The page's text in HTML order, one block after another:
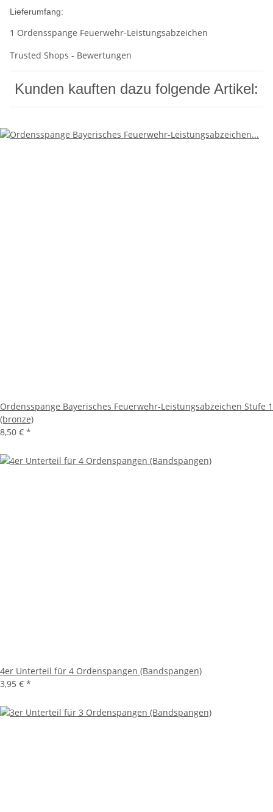
Lieferumfang:
1 Ordensspange Feuerwehr-Leistungsabzeichen
Trusted Shops - Bewertungen
Kunden kauften dazu folgende Artikel:
Ordensspange Bayerisches Feuerwehr-Leistungsabzeichen Stufe 1
(bronze)
8,50 € *
4er Unterteil für 4 Ordenspangen (Bandspangen)
3,95 € *